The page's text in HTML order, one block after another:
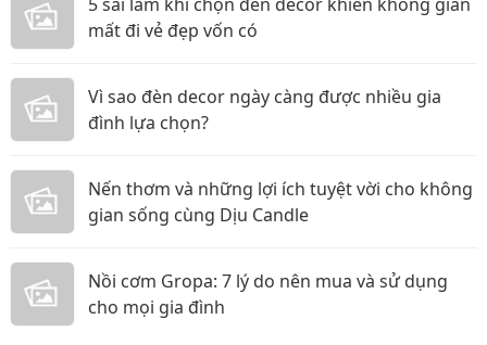
mất đi vẻ đẹp vốn có
Vì sao đèn decor ngày càng được nhiều gia
đình lựa chọn?
Nến thơm và những lợi ích tuyệt vời cho không
gian sống cùng Dịu Candle
Nồi cơm Gropa: 7 lý do nên mua và sử dụng
cho mọi gia đình